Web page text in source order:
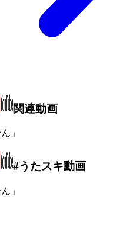
関連動画
」
#うたスキ動画
」